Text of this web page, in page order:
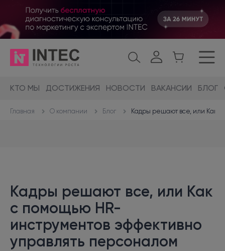
КТО МЫ ДОСТИЖЕНИЯ НОВОСТИ ВАКАНСИИ БЛОГ
Главная О компании Блог Кадры решают все, или Как с
Кадры решают все, или Как
с помощью HR-
инструментов эффективно
управлять персоналом